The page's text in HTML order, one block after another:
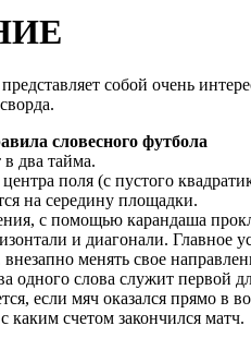
собой очень
словесного футбола
два тайма.
поля (с пустого
на середину площадки.
с помощью карандаша
и диагонали. Главное
внезапно менять свое
одного слова служит первой
если мяч оказался прямо в
каким счетом закончился матч.